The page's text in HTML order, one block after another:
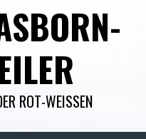
ROT-WEISSEN